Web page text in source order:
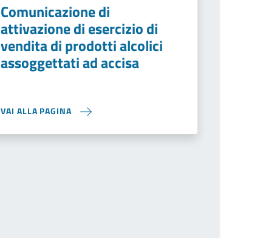
Comunicazione di
attivazione di esercizio di
vendita di prodotti alcolici
assoggettati ad accisa
VAI ALLA PAGINA